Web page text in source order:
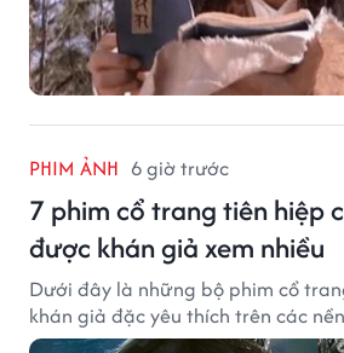
PHIM ẢNH 6 giờ trước
7 phim cổ trang tiên hiệp
được khán giả xem nhiều
Dưới đây là những bộ phim cổ
khán giả đặc yêu thích trên các